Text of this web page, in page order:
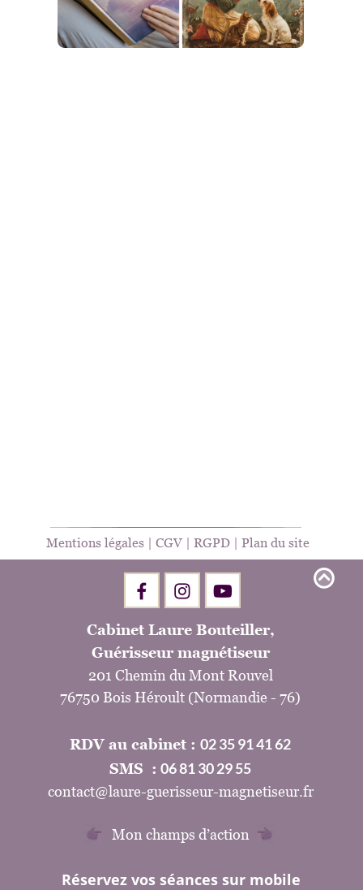
Cabinet Laure Bouteiller,
Guérisseur magnétiseur
201 Chemin du Mont Rouvel
76750 Bois Héroult (Normandie - 76)
RDV au cabinet : 02 35 91 41 62
SMS  : 06 81 30 29 55
contact@laure-guerisseur-magnetiseur.fr
Mon champs d’action
Réservez vos séances sur mobile
Mentions légales | CGV | RGPD | Plan du site